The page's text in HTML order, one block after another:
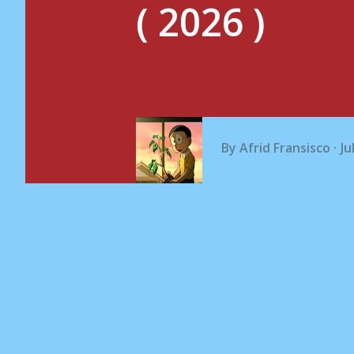
( 2026 )
By Afrid Fransisco